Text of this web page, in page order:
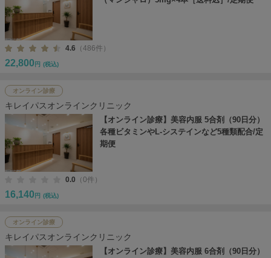
4.6 （486件）
22,800 円 (税込)
オンライン診療
キレイパスオンラインクリニック
【オンライン診療】美容内服 5合剤（90日分）
各種ビタミンやL-システインなど5種類配合/定
期便
0.0 （0件）
16,140 円 (税込)
オンライン診療
キレイパスオンラインクリニック
【オンライン診療】美容内服 6合剤（90日分）